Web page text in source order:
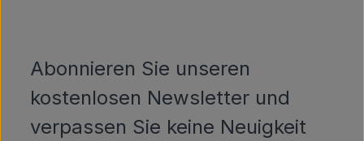
Abonnieren Sie unseren
kostenlosen Newsletter und
verpassen Sie keine Neuigkeit